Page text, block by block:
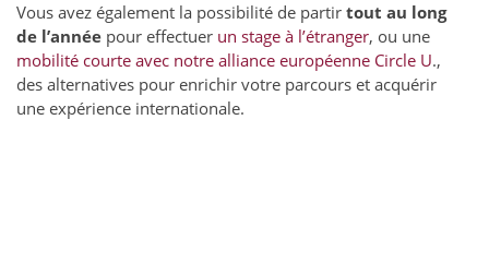
Vous avez également la possibilité de partir tout au long
de l’année pour effectuer un stage à l’étranger, ou une
mobilité courte avec notre alliance européenne Circle U.,
des alternatives pour enrichir votre parcours et acquérir
une expérience internationale.